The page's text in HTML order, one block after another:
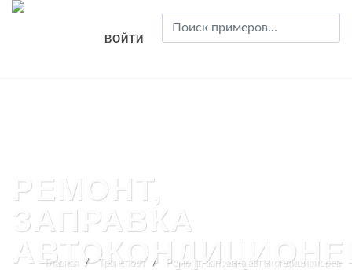
ВОЙТИ
РЕМОНТ,
ЗАПРАВКА
Главная Транспорт Ремонт, заправка автокондиционеров